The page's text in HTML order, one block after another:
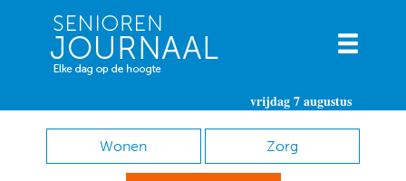
vrijdag 7 augustus
Wonen Zorg